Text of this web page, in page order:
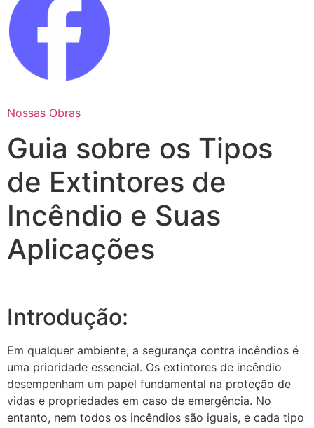
Nossas Obras
Guia sobre os Tipos
de Extintores de
Incêndio e Suas
Aplicações
Introdução:
Em qualquer ambiente, a segurança contra incêndios é
uma prioridade essencial. Os extintores de incêndio
desempenham um papel fundamental na proteção de
vidas e propriedades em caso de emergência. No
entanto, nem todos os incêndios são iguais, e cada tipo